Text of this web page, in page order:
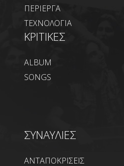
ΠΕΡΙΕΡΓΑ
ΤΕΧΝΟΛΟΓΙΑ
ΚΡΙΤΙΚΕΣ
ALBUM
SONGS
ΣΥΝΑΥΛΙΕΣ
ΑΝΤΑΠΟΚΡΙΣΕΙΣ